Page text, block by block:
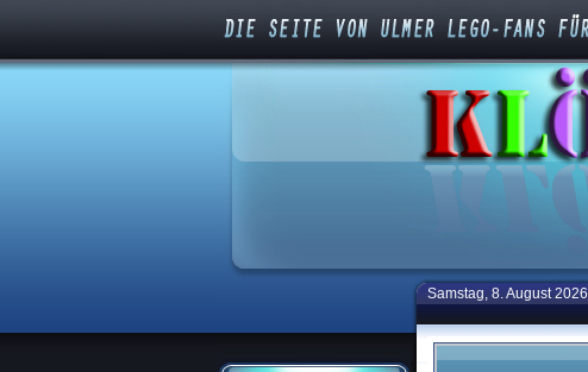
Samstag, 8. August 2026